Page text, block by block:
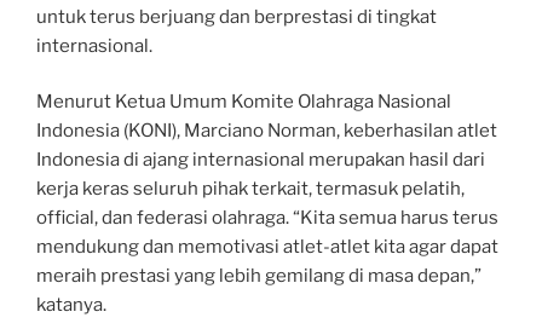
untuk terus berjuang dan berprestasi di tingkat
internasional.
Menurut Ketua Umum Komite Olahraga Nasional
Indonesia (KONI), Marciano Norman, keberhasilan atlet
Indonesia di ajang internasional merupakan hasil dari
kerja keras seluruh pihak terkait, termasuk pelatih,
official, dan federasi olahraga. “Kita semua harus terus
mendukung dan memotivasi atlet-atlet kita agar dapat
meraih prestasi yang lebih gemilang di masa depan,”
katanya.